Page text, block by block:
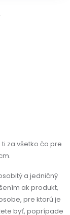
za všetko čo pre
a jedničný
ak produkt,
pre ktorú je
byť, poprípade